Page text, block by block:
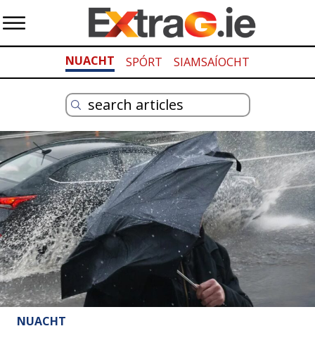
NUACHT SPÓRT SIAMSAÍOCHT
NUACHT